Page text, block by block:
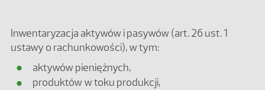
Inwentaryzacja aktywów i pasywów (art. 26 ust. 1
ustawy o rachunkowości), w tym:
aktywów pieniężnych,
produktów w toku produkcji,